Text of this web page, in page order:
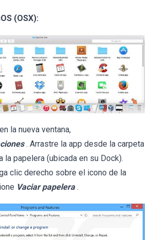
(OSX):
la nueva ventana,
. Arrastre la app desde la carpeta
la papelera (ubicada en su Dock).
clic derecho sobre el icono de la
Vaciar papelera .